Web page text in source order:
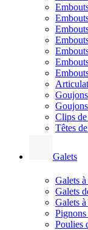
Clips
Têtes
Galets
Galets
Galets
Galets
Pignons
Poulies